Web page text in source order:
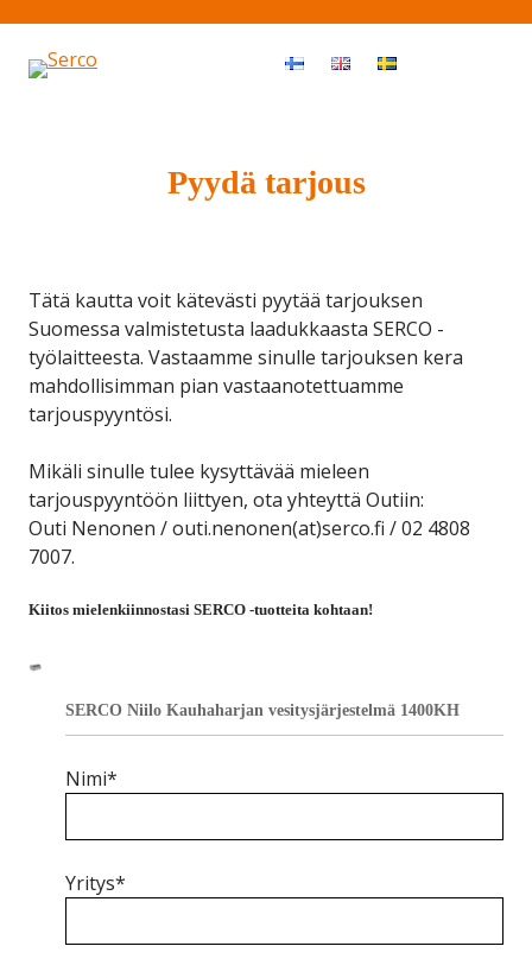
Pyydä tarjous
Tätä kautta voit kätevästi pyytää tarjouksen
Suomessa valmistetusta laadukkaasta SERCO -
työlaitteesta. Vastaamme sinulle tarjouksen kera
mahdollisimman pian vastaanotettuamme
tarjouspyyntösi.
Mikäli sinulle tulee kysyttävää mieleen
tarjouspyyntöön liittyen, ota yhteyttä Outiin:
Outi Nenonen / outi.nenonen(at)serco.fi / 02 4808
7007.
Kiitos mielenkiinnostasi SERCO -tuotteita kohtaan!
SERCO Niilo Kauhaharjan vesitysjärjestelmä 1400KH
Nimi*
Yritys*